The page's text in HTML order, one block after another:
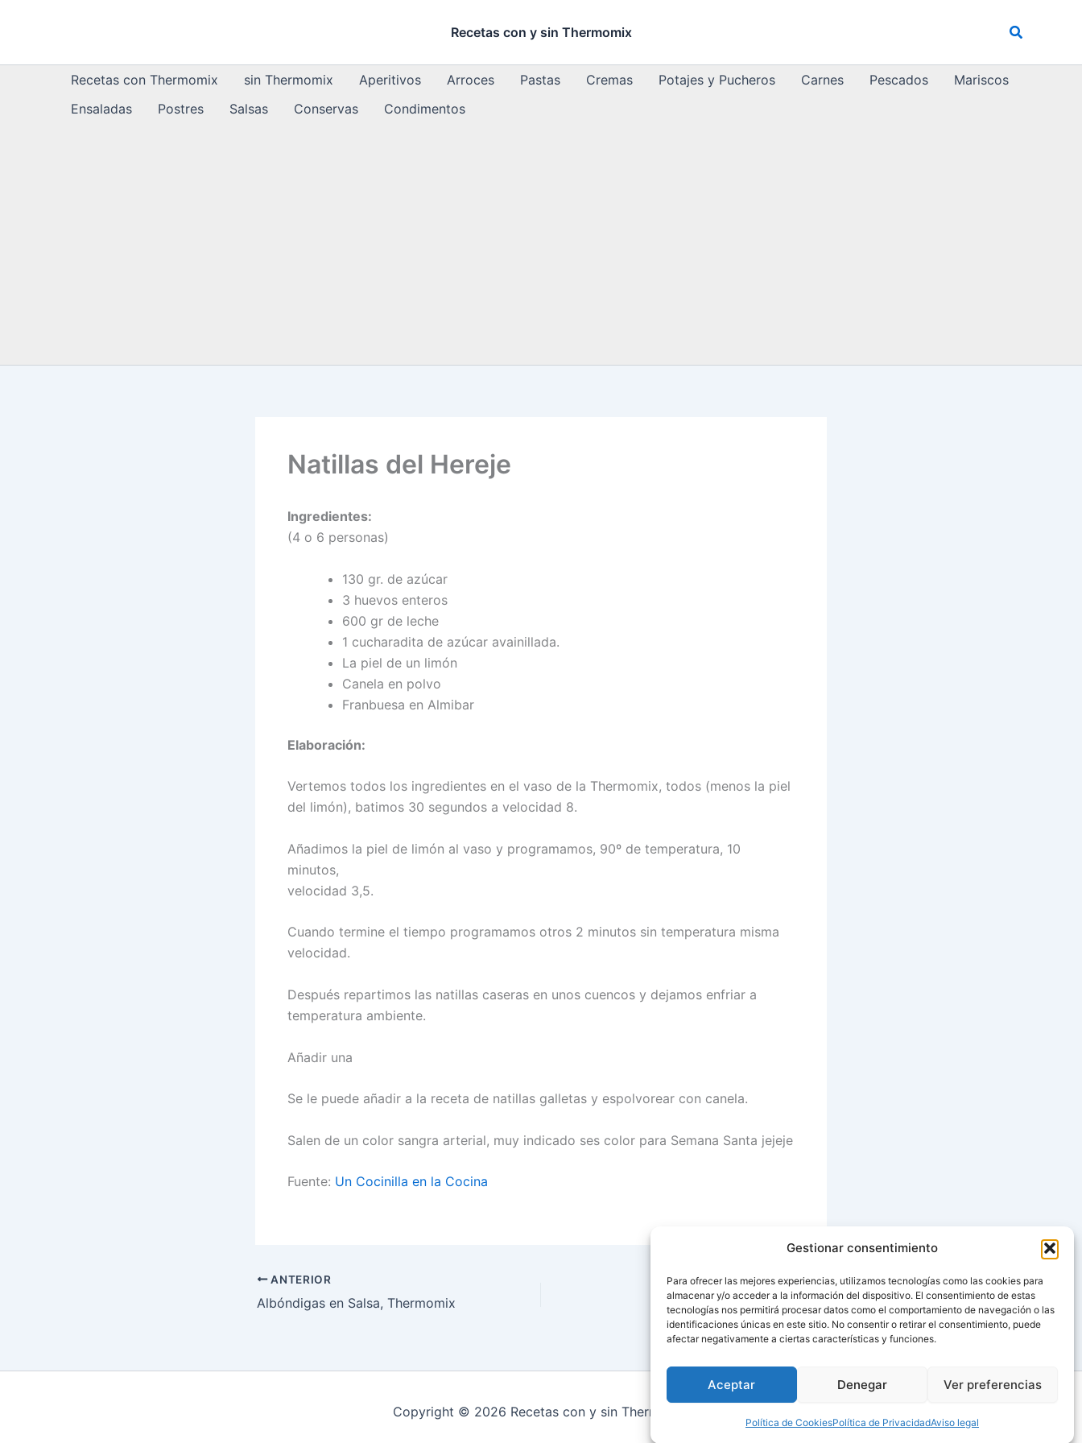
Gestionar consentimiento
Para ofrecer las mejores experiencias, utilizamos tecnologías como las cookies para
almacenar y/o acceder a la información del dispositivo. El consentimiento de estas
tecnologías nos permitirá procesar datos como el comportamiento de navegación o las
identificaciones únicas en este sitio. No consentir o retirar el consentimiento, puede
afectar negativamente a ciertas características y funciones.
Aceptar Denegar Ver preferencias
Política de CookiesPolítica de PrivacidadAviso legal
Recetas con y sin Thermomix Buscar
Recetas con Thermomix sin Thermomix Aperitivos Arroces Pastas Cremas Potajes y Pucheros Carnes Pescados
Mariscos
Ensaladas
Postres Salsas Conservas Condimentos
Natillas del Hereje
Ingredientes:
(4 o 6 personas)
130 gr. de azúcar
3 huevos enteros
600 gr de leche
1 cucharadita de azúcar avainillada.
La piel de un limón
Canela en polvo
Franbuesa en Almibar
Elaboración:
Vertemos todos los ingredientes en el vaso de la Thermomix, todos (menos la piel
del limón), batimos 30 segundos a velocidad 8.
Añadimos la piel de limón al vaso y programamos, 90º de temperatura, 10
minutos,
velocidad 3,5.
Cuando termine el tiempo programamos otros 2 minutos sin temperatura misma
velocidad.
Después repartimos las natillas caseras en unos cuencos y dejamos enfriar a
temperatura ambiente.
Añadir una
Se le puede añadir a la receta de natillas galletas y espolvorear con canela.
Salen de un color sangra arterial, muy indicado ses color para Semana Santa jejeje
Fuente: Un Cocinilla en la Cocina
ANTERIOR
Albóndigas en Salsa, Thermomix
SIGUIENTE
Clase 3 horas=10 platos
Copyright © 2026 Recetas con y sin Thermomix